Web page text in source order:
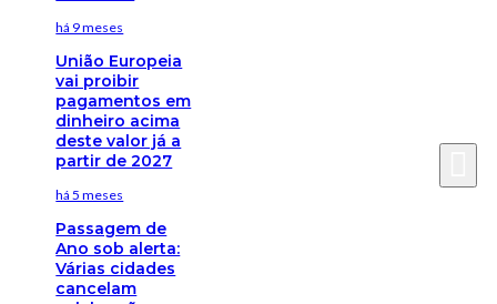
há 9 meses
União Europeia
vai proibir
pagamentos em
dinheiro acima
deste valor já a
partir de 2027
há 5 meses
Passagem de
Ano sob alerta:
Várias cidades
cancelam